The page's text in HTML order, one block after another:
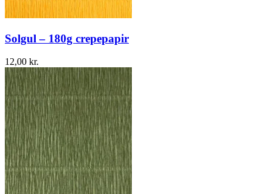
Solgul – 180g crepepapir
12,00 kr.